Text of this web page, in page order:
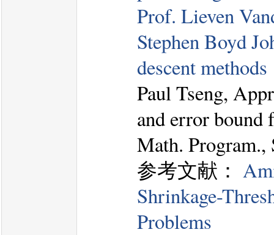
Prof. Lieven
Stephen Boyd
descent methods
Paul Tseng,
and error bound
Math. Program.,
参考文献：
Shrinkage-
Problems